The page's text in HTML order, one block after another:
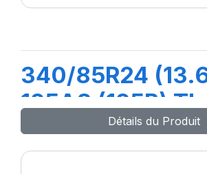
340/85R24
125A8 (125B)
MITAS
Détails du Produit